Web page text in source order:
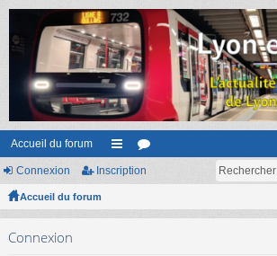
Accueil du forum
ac or
Connexion Inscription
Accueil du forum
Connexion